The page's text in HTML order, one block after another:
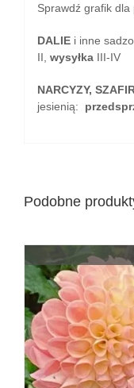
Sprawdź grafik
DALIEi inne
II, wysyłkaIII-IV
NARCYZY,
jesienią:
Podobne